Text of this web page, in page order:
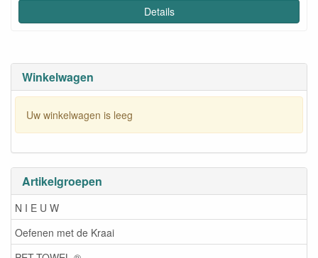
Winkelwagen
Uw winkelwagen is leeg
Artikelgroepen
N I E U W
Oefenen met de Kraai
Details